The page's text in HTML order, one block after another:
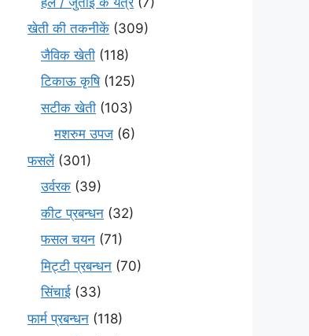
खेती की तकनीकें (309)
जैविक खेती (118)
टिकाऊ कृषि(125)
सटीक खेती (103)
मशरुम उपज (6)
फसलें(301)
उर्वरक (39)
कीट प्रबन्धन (32)
फसल चयन (71)
मि‌ट्टी प्रबन्धन (70)
सिंचाई (33)
फार्म प्रबन्धन (118)